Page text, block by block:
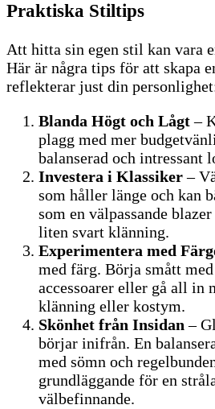
Praktiska Stiltips
Att hitta sin egen stil kan vara
Här är några tips för att skapa
reflekterar just din
Blanda Högt och Lågt–
plagg med mer
balanserad och intressant
Investera i Klassiker–
som håller länge och kan
som en välpassande
liten svart klänning.
Experimentera med
med färg. Börja smått
accessoarer eller gå all in
klänning eller kostym.
Skönhet från Insidan–
börjar inifrån. En
med sömn och
grundläggande för en
välbefinnande.